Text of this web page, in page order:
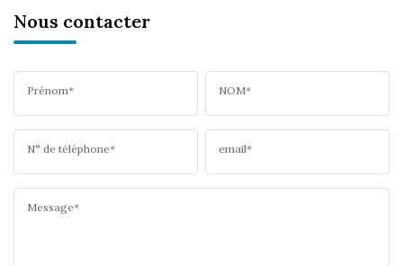
Nous contacter
Prénom* NOM*
N° de téléphone* email*
Message*